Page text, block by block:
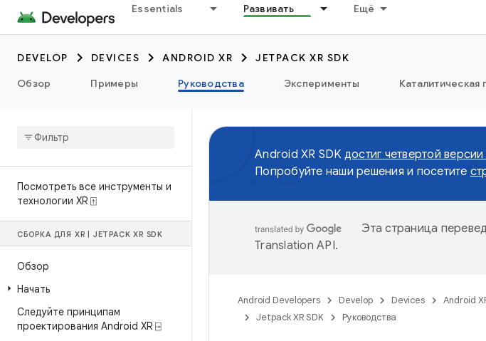
Essentials Развивать Ещё
DEVELOP DEVICES ANDROID XR
JETPACK XR SDK
Обзор
Примеры Руководства Эксперименты Каталитическая
Посмотреть все инструменты и
технологии XR ⍐
СБОРКА ДЛЯ XR JETPACK XR SDK
Обзор
Начать
Следуйте принципам
проектирования Android XR ⍈
Android XR SDK достиг четвертой
Попробуйте наши решения и посетите
Эта страница
Translation API.
Android Developers Develop Devices
Android
Jetpack XR SDK
Руководства